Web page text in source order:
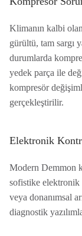
Klimanın kalbi
gürültü, tam sargı
durumlarda
yedek parça ile
kompresör
gerçekleştirilir.
Elektronik
Modern Demmon
sofistike elektronik
veya donanımsal
diagnostik